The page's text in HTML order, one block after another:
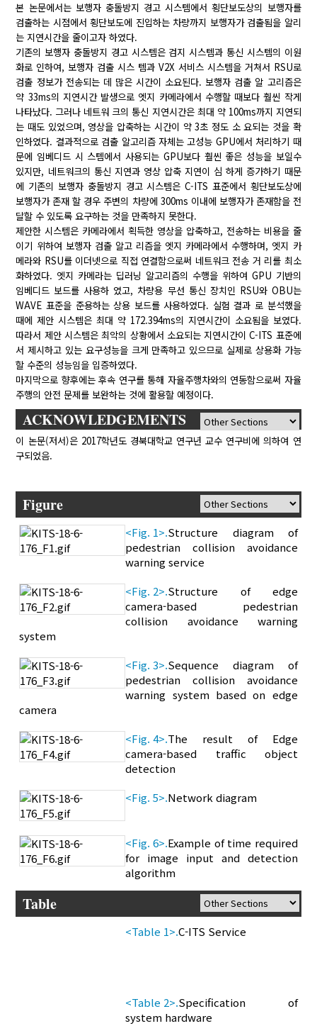
본 논문에서는 보행자 충돌방지 경고 시스템에서 횡단보도상의 보행자를
검출하는 시점에서 횡단보도에 진입하는 차량까지 보행자가 검출됨을 알리
는 지연시간을 줄이고자 하였다.
기존의 보행자 충돌방지 경고 시스템은 검지 시스템과 통신 시스템의 이원
화로 인하여, 보행자 검출 시스 템과 V2X 서비스 시스템을 거쳐서 RSU로
검출 정보가 전송되는 데 많은 시간이 소요된다. 보행자 검출 알 고리즘은
약 33ms의 지연시간 발생으로 엣지 카메라에서 수행할 때보다 훨씬 작게
나타났다. 그러나 네트워 크의 통신 지연시간은 최대 약 100ms까지 지연되
는 때도 있었으며, 영상을 압축하는 시간이 약 3초 정도 소 요되는 것을 확
인하였다. 결과적으로 검출 알고리즘 자체는 고성능 GPU에서 처리하기 때
문에 임베디드 시 스템에서 사용되는 GPU보다 훨씬 좋은 성능을 보일수
있지만, 네트워크의 통신 지연과 영상 압축 지연이 심 하게 증가하기 때문
에 기존의 보행자 충돌방지 경고 시스템은 C-ITS 표준에서 횡단보도상에
보행자가 존재 할 경우 주변의 차량에 300ms 이내에 보행자가 존재함을 전
달할 수 있도록 요구하는 것을 만족하지 못한다.
제안한 시스템은 카메라에서 획득한 영상을 압축하고, 전송하는 비용을 줄
이기 위하여 보행자 검출 알고 리즘을 엣지 카메라에서 수행하며, 엣지 카
메라와 RSU를 이더넷으로 직접 연결함으로써 네트워크 전송 거 리를 최소
화하였다. 엣지 카메라는 딥러닝 알고리즘의 수행을 위하여 GPU 기반의
임베디드 보드를 사용하 였고, 차량용 무선 통신 장치인 RSU와 OBU는
WAVE 표준을 준용하는 상용 보드를 사용하였다. 실험 결과 로 분석했을
때에 제안 시스템은 최대 약 172.394ms의 지연시간이 소요됨을 보였다.
따라서 제안 시스템은 최악의 상황에서 소요되는 지연시간이 C-ITS 표준에
서 제시하고 있는 요구성능을 크게 만족하고 있으므로 실제로 상용화 가능
할 수준의 성능임을 입증하였다.
마지막으로 향후에는 후속 연구를 통해 자율주행차와의 연동함으로써 자율
주행의 안전 문제를 보완하는 것에 활용할 예정이다.
ACKNOWLEDGEMENTS
이 논문(저서)은 2017학년도 경북대학교 연구년 교수 연구비에 의하여 연
구되었음.
Figure
<Fig. 1>.Structure diagram of
pedestrian collision avoidance
warning service
<Fig. 2>.Structure of edge
camera-based pedestrian
collision avoidance warning
system
<Fig. 3>.Sequence diagram of
pedestrian collision avoidance
warning system based on edge
camera
<Fig. 4>.The result of Edge
camera-based traffic object
detection
<Fig. 5>.Network diagram
<Fig. 6>.Example of time required
for image input and detection
algorithm
Table
<Table 1>.C-ITS Service
<Table 2>.Specification of
system hardware